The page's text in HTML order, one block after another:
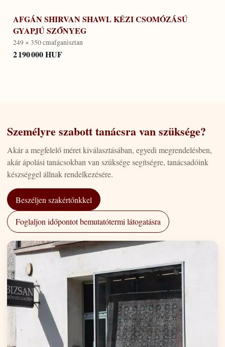
AFGÁN SHIRVAN SHAWL KÉZI CSOMÓZÁSÚ
GYAPJÚ SZŐNYEG
249 × 350 cmafganisztan
2 190 000 HUF
Személyre szabott tanácsra van szüksége?
Akár a megfelelő méret kiválasztásában, egyedi megrendelésben,
akár ápolási tanácsokban van szüksége segítségre, tanácsadóink
készséggel állnak rendelkezésére.
Beszéljen szakértőnkkel
Foglaljon időpontot bemutatótermi látogatásra